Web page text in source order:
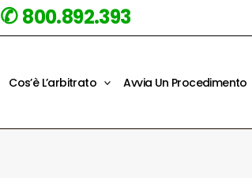
✆800.892.393
Cos’è L’arbitrato Avvia Un Procedimento